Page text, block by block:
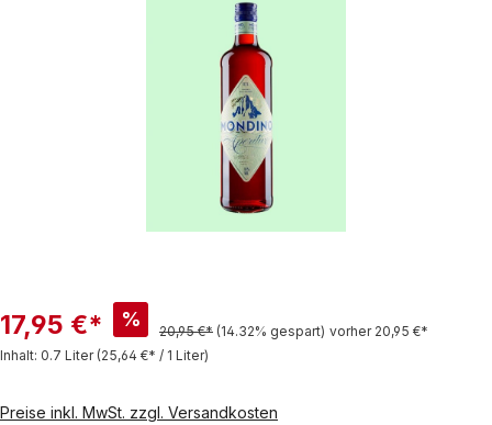
17,95 €* %
20,95 €* (14.32% gespart) vorher 20,95 €*
Inhalt: 0.7 Liter (25,64 €* / 1 Liter)
Preise inkl. MwSt. zzgl. Versandkosten